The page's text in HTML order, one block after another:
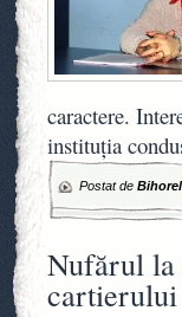
caractere.
instituţia
Postat de Bihorel
Nufărul la
cartierului